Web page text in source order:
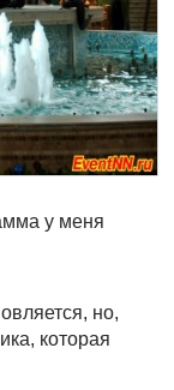
у меня
но,
которая